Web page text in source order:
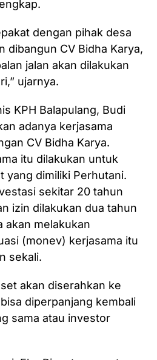
dengan pihak desa
dibangun CV Bidha Karya,
jalan akan dilakukan
ujarnya.
KPH Balapulang, Budi
adanya kerjasama
CV Bidha Karya.
itu dilakukan untuk
yang dimiliki Perhutani.
sekitar 20 tahun
izin dilakukan dua tahun
akan melakukan
(monev) kerjasama itu
sekali.
akan diserahkan ke
diperpanjang kembali
sama atau investor